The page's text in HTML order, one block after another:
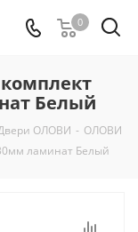
0
Белый
ОЛОВИ - ОЛОВИ
ламинат Белый